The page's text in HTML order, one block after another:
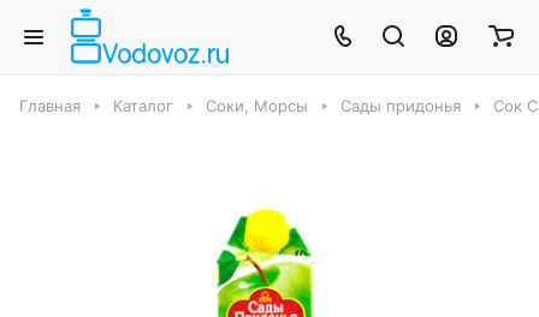
Главная Каталог Соки, Морсы Сады придонья Сок